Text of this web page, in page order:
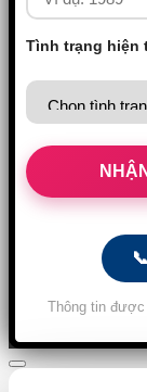
Tình trạng hiện
Thông tin